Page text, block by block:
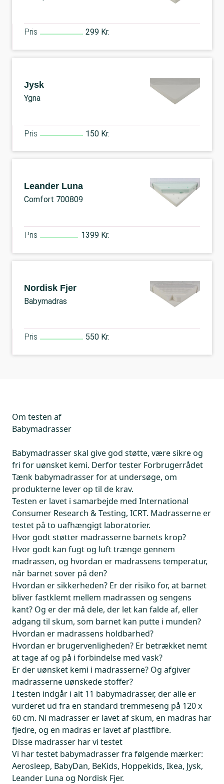
Pris 299 Kr.
Jysk
Ygna
Pris 150 Kr.
Leander Luna
Comfort 700809
Pris 1399 Kr.
Nordisk Fjer
Babymadras
Pris 550 Kr.
Om testen af
Babymadrasser
Babymadrasser skal give god støtte, være sikre og
fri for uønsket kemi. Derfor tester Forbrugerrådet
Tænk babymadrasser for at undersøge, om
produkterne lever op til de krav.
Testen er lavet i samarbejde med International
Consumer Research & Testing, ICRT. Madrasserne er
testet på to uafhængigt laboratorier.
Hvor godt støtter madrasserne barnets krop?
Hvor godt kan fugt og luft trænge gennem
madrassen, og hvordan er madrassens temperatur,
når barnet sover på den?
Hvordan er sikkerheden? Er der risiko for, at barnet
bliver fastklemt mellem madrassen og sengens
kant? Og er der må dele, der let kan falde af, eller
adgang til skum, som barnet kan putte i munden?
Hvordan er madrassens holdbarhed?
Hvordan er brugervenligheden? Er betrækket nemt
at tage af og på i forbindelse med vask?
Er der uønsket kemi i madrasserne? Og afgiver
madrasserne uønskede stoffer?
I testen indgår i alt 11 babymadrasser, der alle er
vurderet ud fra en standard tremmeseng på 120 x
60 cm. Ni madrasser er lavet af skum, en madras har
fjedre, og en madras er lavet af plastfibre.
Disse madrasser har vi testet
Vi har testet babymadrasser fra følgende mærker:
Aerosleep, BabyDan, BeKids, Hoppekids, Ikea, Jysk,
Leander Luna og Nordisk Fjer.